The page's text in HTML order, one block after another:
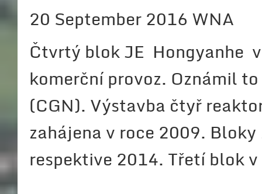
20 September 2016 WNA
Čtvrtý blok JE Hongyanhe
komerční provoz. Oznámil
(CGN). Výstavba čtyř
zahájena v roce 2009.
respektive 2014. Třetí blok